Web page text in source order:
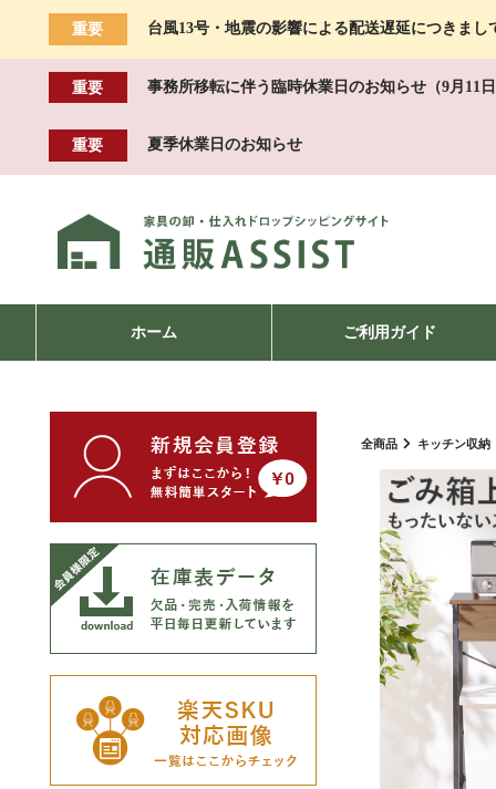
重要 台風13号・地震の影響による配送遅延につきまし
重要 事務所移転に伴う臨時休業日のお知らせ（9月11
重要 夏季休業日のお知らせ
ホーム ご利用ガイド
全商品 キッチン収納